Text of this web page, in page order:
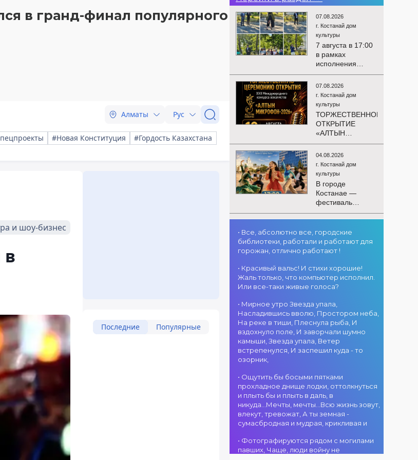
в гранд-финал популярного
07.08.2026
г. Костанай дом
культуры
7 августа в 17:00
в рамках
исполнения
показателей КРІ в
соответствии с
утверждённым
состоялся
выездной концерт
посвященной
экологической
акции «Таза
Казахстан». в
Мендыкаринский
район (п. Красная
Пресня)
07.08.2026
г. Костанай дом
культуры
ТОРЖЕСТВЕННОЕ
ОТКРЫТИЕ
«АЛТЫН
МИКРОФОН –
2026»
Приглашаем вас
торжественную
церемонию
открытия XXII
Международного
конкурса
«Алтын
микрофон –
2026»! В этот
исполнители из
разных стран
встретятся на
чтобы открыть
яркий праздник
музыки и
творчества.
Станьте
свидетелями
Приходите
поддержать
04.08.2026
г. Костанай дом
культуры
В городе
Костанае —
фестиваль
детского
творчества
«Алтын дән»! 15
августа на
площади
акимата
состоится
фестиваль
участием детских
творческих
коллективов
проекта «Даму
бала»! Вас ждут
яркие
прекрасные
песни,
зажигательные
танцы и
праздничное
настроение!
г. Костанай дом
культуры
В День города —
«Карнавал»! 15
августа на
площади
акимата
состоится
концертная
программа
ансамбля танца
«Карнавал»!
Фахрутдинов. Вас
ждут зрелищные
хореографические
образы,
зажигательные
ритмы и
праздничное
г. Костанай дом
культуры
В День города —
DJ-программа
«MOVE &
DANCE»! 14
областного
акимата
состоится
праздничная DJ-
программа! Вас
ждут
музыкальные
хиты,
культуры
Костанай
завоевал Гран-
г. Костанай дом
культуры
• Все, абсолютно все, городские
библиотеки, работали и работают для
горожан, отлично работают !
• Красивый вальс! И стихи хорошие!
Жаль только, что компьютер исполнил.
Или все-таки живые голоса?
• Мирное утро Звезда упала,
Насладившись вволю, Простором неба,
На реке в тиши, Плеснула рыба, И
вздохнуло поле, И заворчали шумно
камыши, Звезда упала, Ветер
встрепенулся, И заспешил куда - то
озорник,
• Ощутить бы босыми пятками
прохладное днище лодки, оттолкнуться
и плыть бы и плыть в даль, в
никуда...Мечты, мечты...Всю жизнь зовут,
влекут, тревожат, А ты земная -
сумасбродная и мудрая, крикливая и
• Фотографируются рядом с могилами
павших, Чаще, люди войну не